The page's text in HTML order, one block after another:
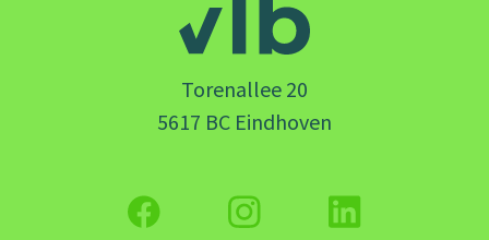
Torenallee 20
5617 BC Eindhoven